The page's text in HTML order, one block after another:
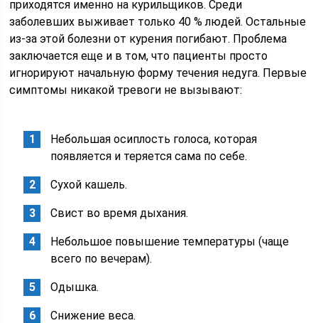
приходятся именно на курильщиков. Среди
заболевших выживает только 40 % людей. Остальные
из-за этой болезни от курения погибают. Проблема
заключается еще и в том, что пациенты просто
игнорируют начальную форму течения недуга. Первые
симптомы никакой тревоги не вызывают:
Небольшая осиплость голоса, которая
появляется и теряется сама по себе.
Сухой кашель.
Свист во время дыхания.
Небольшое повышение температуры (чаще
всего по вечерам).
Одышка.
Снижение веса.